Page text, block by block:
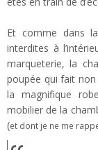
Et comme dans
interdites à
marqueterie, la
poupée qui fait
la magnifique
mobilier de la
(et dont je ne me